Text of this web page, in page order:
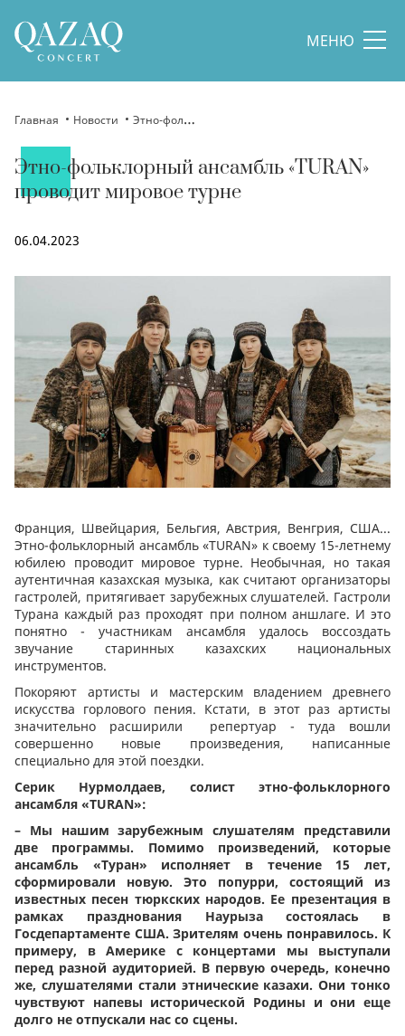
МЕНЮ
Главная Новости Этно-фольклорный ансамбль «TURAN» проводит мировое турне
Этно-фольклорный ансамбль «TURAN»
проводит мировое турне
06.04.2023
Франция, Швейцария, Бельгия, Австрия, Венгрия, США...
Этно-фольклорный ансамбль «TURAN» к своему 15-летнему
юбилею проводит мировое турне. Необычная, но такая
аутентичная казахская музыка, как считают организаторы
гастролей, притягивает зарубежных слушателей. Гастроли
Турана каждый раз проходят при полном аншлаге. И это
понятно - участникам ансамбля удалось воссоздать
звучание старинных казахских национальных
инструментов.
Покоряют артисты и мастерским владением древнего
искусства горлового пения. Кстати, в этот раз артисты
значительно расширили репертуар - туда вошли
совершенно новые произведения, написанные
специально для этой поездки.
Серик Нурмолдаев, солист этно-фольклорного
ансамбля «TURAN»:
– Мы нашим зарубежным слушателям представили
две программы. Помимо произведений, которые
ансамбль «Туран» исполняет в течение 15 лет,
сформировали новую. Это попурри, состоящий из
известных песен тюркских народов. Ее презентация в
рамках празднования Наурыза состоялась в
Госдепартаменте США. Зрителям очень понравилось. К
примеру, в Америке с концертами мы выступали
перед разной аудиторией. В первую очередь, конечно
же, слушателями стали этнические казахи. Они тонко
чувствуют напевы исторической Родины и они еще
долго не отпускали нас со сцены.